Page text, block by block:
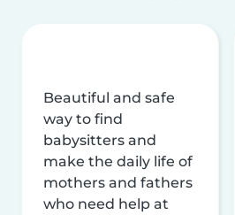
Beautiful and safe
way to find
babysitters and
make the daily life of
mothers and fathers
who need help at